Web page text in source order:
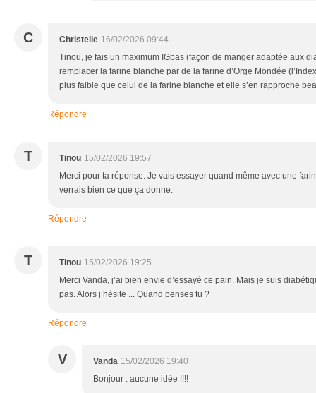
C Christelle 16/02/2026 09:44
Tinou, je fais un maximum IGbas (façon de manger adaptée aux
remplacer la farine blanche par de la farine d’Orge Mondée
plus faible que celui de la farine blanche et elle s’en rapproche
Répondre
T Tinou 15/02/2026 19:57
Merci pour ta réponse. Je vais essayer quand même avec une
verrais bien ce que ça donne.
Répondre
T Tinou 15/02/2026 19:25
Merci Vanda, j’ai bien envie d’essayé ce pain. Mais je suis
pas. Alors j’hésite ... Quand penses tu ?
Répondre
V Vanda 15/02/2026 19:40
Bonjour . aucune idée !!!!